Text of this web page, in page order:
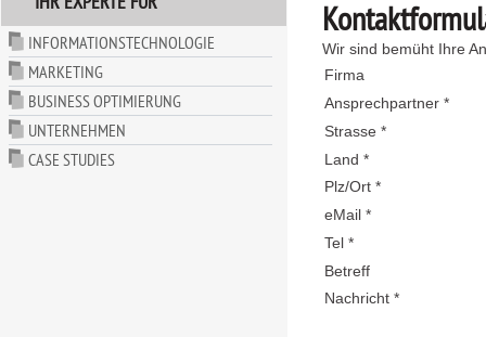
INFORMATIONSTECHNOLOGIE
MARKETING
BUSINESS OPTIMIERUNG
UNTERNEHMEN
CASE STUDIES
Wir sind bemüht Ihre
Firma
Ansprechpartner *
Strasse *
Land *
Plz/Ort *
eMail *
Tel *
Betreff
Nachricht *